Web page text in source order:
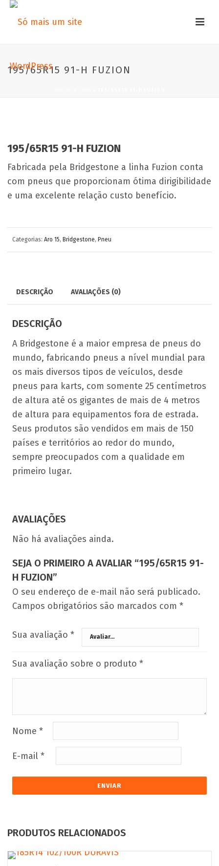
195/65R15 91-H FUZION
195/65R15 91-H FUZION
Fabricada pela Bridgestone a linha Fuzion conta
com pneus que proporcionam ótima dirigibilidade
e uma excelente relação custo benefício.
Categorias: Aro 15, Bridgestone, Pneu
DESCRIÇÃO AVALIAÇÕES (0)
DESCRIÇÃO
A Bridgestone é a maior empresa de pneus do
mundo, fabricando pneus a nível mundial para
os mais diversos tipos de veículos, desde
pneus para karts, com somente 25 centímetros
de altura até os gigantes de mais de 4 metros
de altura para equipamentos fora de estrada.
Seus produtos são vendidos em mais de 150
países e territórios ao redor do mundo,
sempre preocupados com a qualidade em
primeiro lugar.
AVALIAÇÕES
Não há avaliações ainda.
SEJA O PRIMEIRO A AVALIAR “195/65R15 91-
H FUZION”
O seu endereço de e-mail não será publicado.
Campos obrigatórios são marcados com *
Sua avaliação *
Sua avaliação sobre o produto *
Nome *
E-mail *
PRODUTOS RELACIONADOS